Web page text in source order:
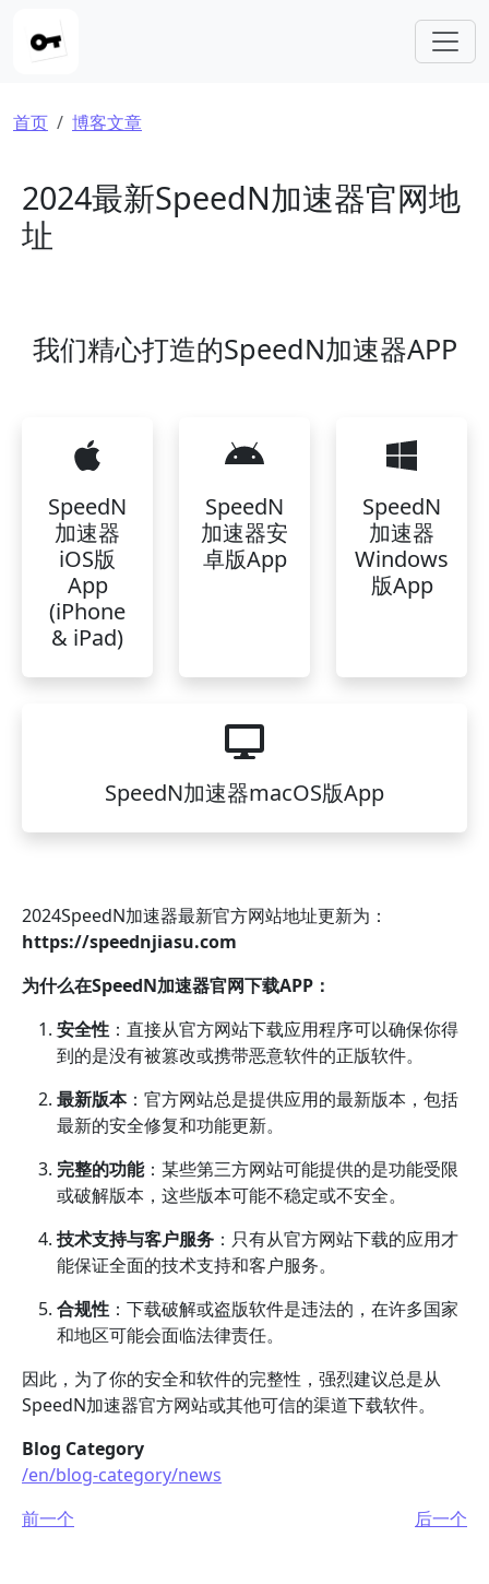
面包屑
首页 博客文章
2024最新SpeedN加速器官网地
址
我们精心打造的SpeedN加速器APP
SpeedN
加速器
iOS版
App
(iPhone
& iPad)
SpeedN
加速器安
卓版App
SpeedN
加速器
Windows
版App
SpeedN加速器macOS版App
2024SpeedN加速器最新官方网站地址更新为：
https://speednjiasu.com
为什么在SpeedN加速器官网下载APP：
安全性 ：直接从官方网站下载应用程序可以确保你得
到的是没有被篡改或携带恶意软件的正版软件。
最新版本：官方网站总是提供应用的最新版本，包括
最新的安全修复和功能更新。
完整的功能：某些第三方网站可能提供的是功能受限
或破解版本，这些版本可能不稳定或不安全。
技术支持与客户服务 ：只有从官方网站下载的应用才
能保证全面的技术支持和客户服务。
合规性 ：下载破解或盗版软件是违法的，在许多国家
和地区可能会面临法律责任。
因此，为了你的安全和软件的完整性，强烈建议总是从
SpeedN加速器官方网站或其他可信的渠道下载软件。
Blog Category
/en/blog-category/news
前一个
后一个